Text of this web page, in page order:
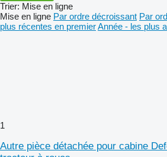
Trier: Mise en ligne
Mise en ligne Par ordre décroissant Par
plus récentes en premierAnnée - les plus
1
Autre pièce détachée pour cabine